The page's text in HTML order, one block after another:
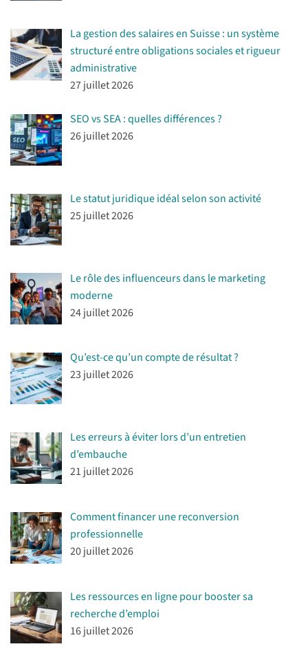
La gestion des salaires en Suisse : un système
structuré entre obligations sociales et rigueur
administrative
27 juillet 2026
SEO vs SEA : quelles différences ?
26 juillet 2026
Le statut juridique idéal selon son activité
25 juillet 2026
Le rôle des influenceurs dans le marketing
moderne
24 juillet 2026
Qu’est-ce qu’un compte de résultat ?
23 juillet 2026
Les erreurs à éviter lors d’un entretien
d’embauche
21 juillet 2026
Comment financer une reconversion
professionnelle
20 juillet 2026
Les ressources en ligne pour booster sa
recherche d’emploi
16 juillet 2026